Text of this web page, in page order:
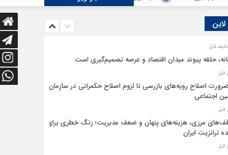
حلقه پیوند میدان اقتصاد و عرصه تصمیم‌گیری است
اصلاح رویه‌های بازرسی تا لزوم اصلاح حکمرانی در سازمان
اجتماعی
مرزی، هزینه‌های پنهان و ضعف مدیریت؛ زنگ خطری برای
ترانزیت ایران